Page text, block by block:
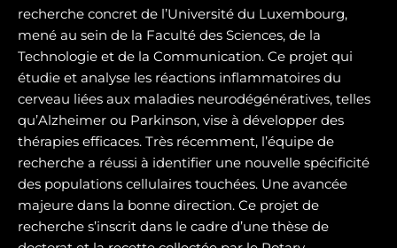
recherche concret de l’Université du Luxembourg,
mené au sein de la Faculté des Sciences, de la
Technologie et de la Communication. Ce projet qui
étudie et analyse les réactions inflammatoires du
cerveau liées aux maladies neurodégénératives, telles
qu’Alzheimer ou Parkinson, vise à développer des
thérapies efficaces. Très récemment, l’équipe de
recherche a réussi à identifier une nouvelle spécificité
des populations cellulaires touchées. Une avancée
majeure dans la bonne direction. Ce projet de
recherche s’inscrit dans le cadre d’une thèse de